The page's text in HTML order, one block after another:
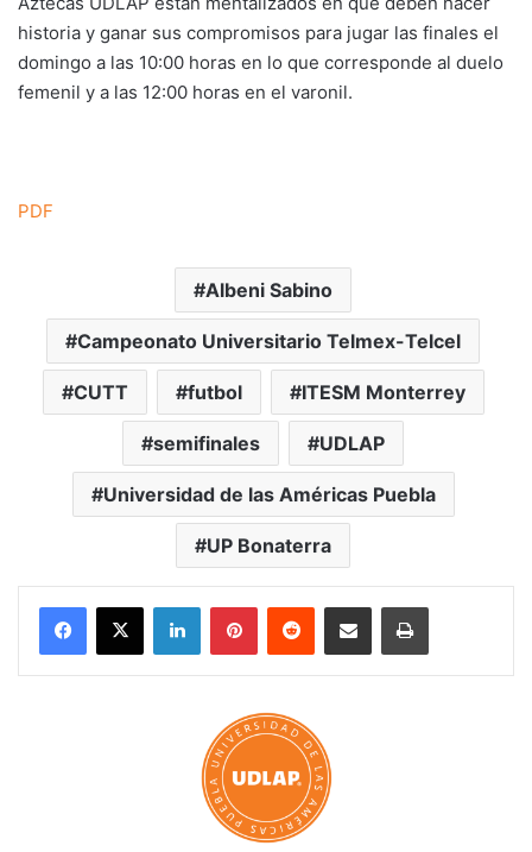
historia y ganar sus compromisos para jugar las finales el
domingo a las 10:00 horas en lo que corresponde al duelo
femenil y a las 12:00 horas en el varonil.
PDF
Albeni Sabino
Campeonato Universitario Telmex-Telcel
CUTT futbol ITESM Monterrey
semifinales UDLAP
Universidad de las Américas Puebla
UP Bonaterra
LinkedInPinterestReddit Share via Email Print